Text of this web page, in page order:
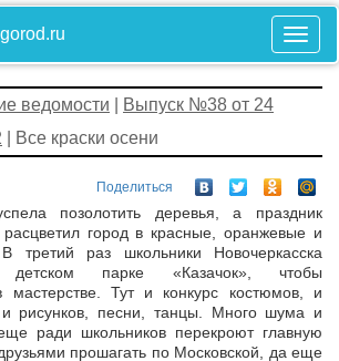
ведомости
Выпуск №38 от 24
| Все краски осени
Поделиться
позолотить деревья, а праздник
город в красные, оранжевые и
третий раз школьники Новочеркасска
детском парке «Казачок», чтобы
мастерстве. Тут и конкурс костюмов, и
и рисунков, песни, танцы. Много шума и
ради школьников перекроют главную
прошагать по Московской, да еще